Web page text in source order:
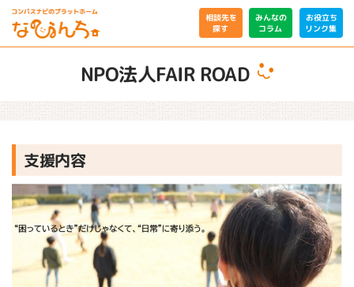
相談先を
探す
みんなの
コラム
お役立ち
リンク集
NPO法人FAIR ROAD
支援内容